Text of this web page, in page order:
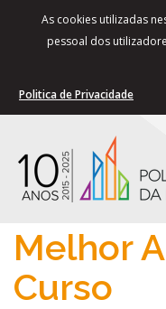
As cookies utilizadas
pessoal dos
Politica de Privacidade
Melhor
Curso